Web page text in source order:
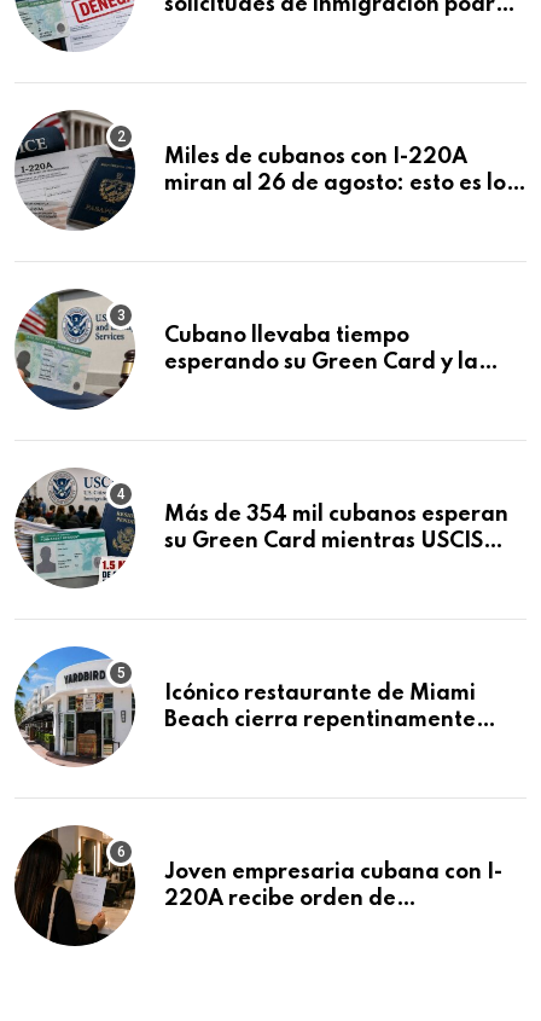
solicitudes de inmigración podrán
Miles de cubanos con I-220A
miran al 26 de agosto: esto es lo
Cubano llevaba tiempo
esperando su Green Card y la
Más de 354 mil cubanos esperan
su Green Card mientras USCIS
Icónico restaurante de Miami
Beach cierra repentinamente
Joven empresaria cubana con I-
220A recibe orden de